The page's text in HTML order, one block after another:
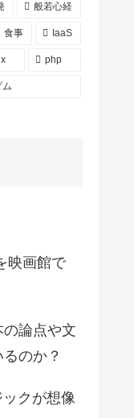
般若心経
食事 IaaS
php
ム
映画館で
論点や文
のか？
クが想像